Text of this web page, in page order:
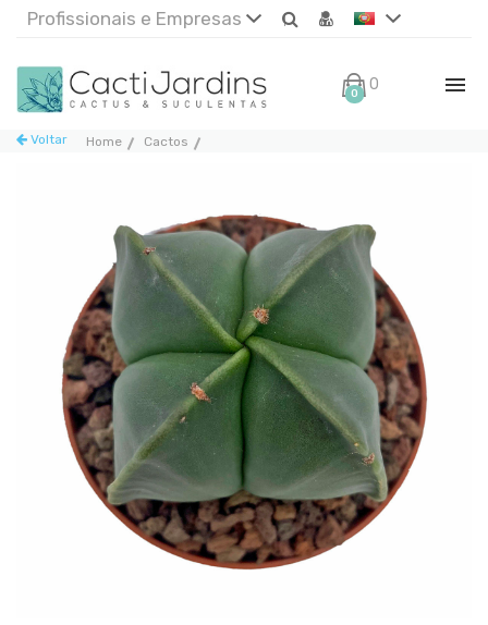
Profissionais e Empresas
0 0€
Home Cactos
Voltar